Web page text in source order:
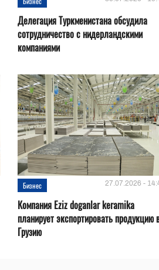
Делегация Туркменистана обсудила
сотрудничество с нидерландскими
компаниями
Бизнес 27.07.2026 -
Компания Eziz doganlar keramika
планирует экспортировать продукцию
Грузию